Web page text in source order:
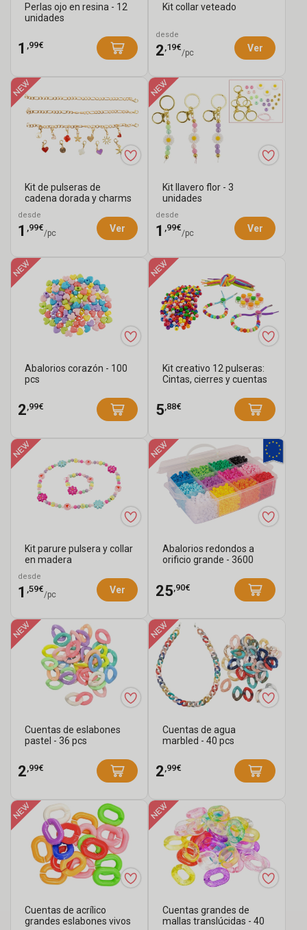
Perlas ojo en resina - 12
unidades
1 ,99€
Kit collar veteado
desde
2 ,19€
/pc Ver
Kit de pulseras de
cadena dorada y charms
- 3 unidades
desde
1 ,99€
/pc Ver
Kit llavero flor - 3
unidades
desde
1 ,99€
/pc Ver
Abalorios corazón - 100
pcs
2 ,99€
Kit creativo 12 pulseras:
Cintas, cierres y cuentas
5 ,88€
Kit parure pulsera y collar
en madera
desde
1 ,59€
/pc Ver
Abalorios redondos a
orificio grande - 3600
25 ,90€
Cuentas de eslabones
pastel - 36 pcs
2 ,99€
Cuentas de agua
marbled - 40 pcs
2 ,99€
Cuentas de acrílico
grandes eslabones vivos
Cuentas grandes de
mallas translúcidas - 40